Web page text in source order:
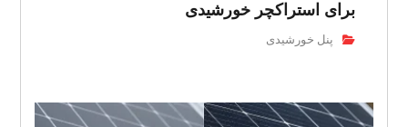
برای استراکچر خورشیدی
پنل خورشیدی